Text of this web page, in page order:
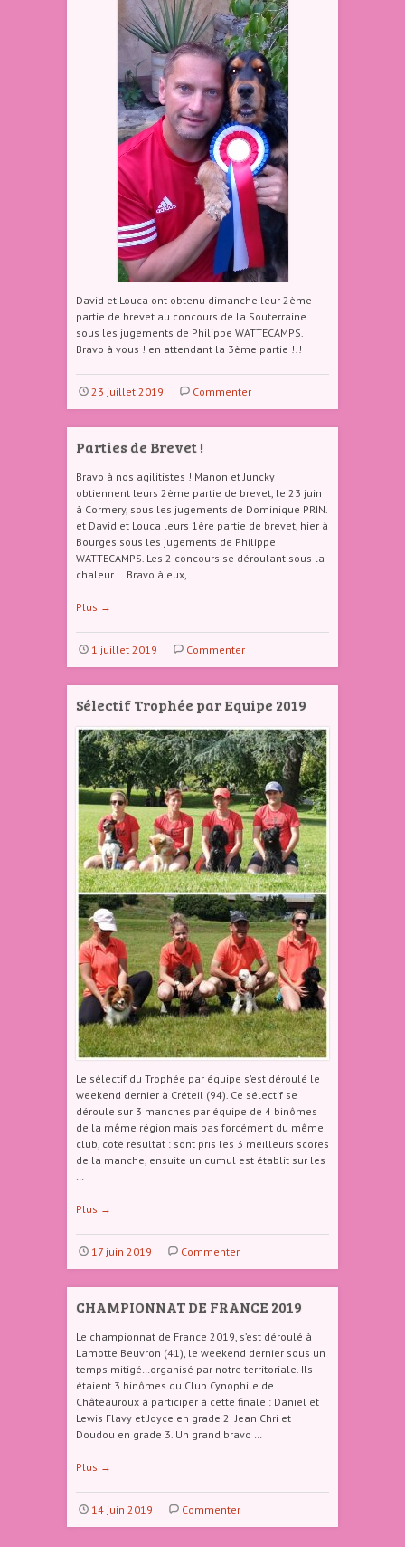
David et Louca ont obtenu dimanche leur 2ème
partie de brevet au concours de la Souterraine
sous les jugements de Philippe WATTECAMPS.
Bravo à vous ! en attendant la 3ème partie !!!
23 juillet 2019 Commenter
Parties de Brevet !
Bravo à nos agilitistes ! Manon et Juncky
obtiennent leurs 2ème partie de brevet, le 23 juin
à Cormery, sous les jugements de Dominique PRIN.
et David et Louca leurs 1ère partie de brevet, hier à
Bourges sous les jugements de Philippe
WATTECAMPS. Les 2 concours se déroulant sous la
chaleur … Bravo à eux, …
Plus →
1 juillet 2019 Commenter
Sélectif Trophée par Equipe 2019
Le sélectif du Trophée par équipe s’est déroulé le
weekend dernier à Créteil (94). Ce sélectif se
déroule sur 3 manches par équipe de 4 binômes
de la même région mais pas forcément du même
club, coté résultat : sont pris les 3 meilleurs scores
de la manche, ensuite un cumul est établit sur les
…
Plus →
17 juin 2019 Commenter
CHAMPIONNAT DE FRANCE 2019
Le championnat de France 2019, s’est déroulé à
Lamotte Beuvron (41), le weekend dernier sous un
temps mitigé…organisé par notre territoriale. Ils
étaient 3 binômes du Club Cynophile de
Châteauroux à participer à cette finale : Daniel et
Lewis Flavy et Joyce en grade 2 Jean Chri et
Doudou en grade 3. Un grand bravo …
Plus →
14 juin 2019 Commenter